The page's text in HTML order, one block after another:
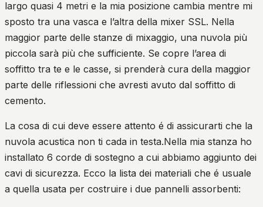
largo quasi 4 metri e la mia posizione cambia mentre mi
sposto tra una vasca e l’altra della mixer SSL. Nella
maggior parte delle stanze di mixaggio, una nuvola più
piccola sarà più che sufficiente. Se copre l’area di
soffitto tra te e le casse, si prenderà cura della maggior
parte delle riflessioni che avresti avuto dal soffitto di
cemento.
La cosa di cui deve essere attento é di assicurarti che la
nuvola acustica non ti cada in testa.Nella mia stanza ho
installato 6 corde di sostegno a cui abbiamo aggiunto dei
cavi di sicurezza. Ecco la lista dei materiali che é usuale
a quella usata per costruire i due pannelli assorbenti: